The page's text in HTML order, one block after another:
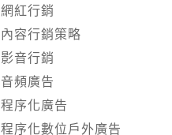
網紅行銷
內容行銷策略
影音行銷
音頻廣告
程序化廣告
程序化數位戶外廣告